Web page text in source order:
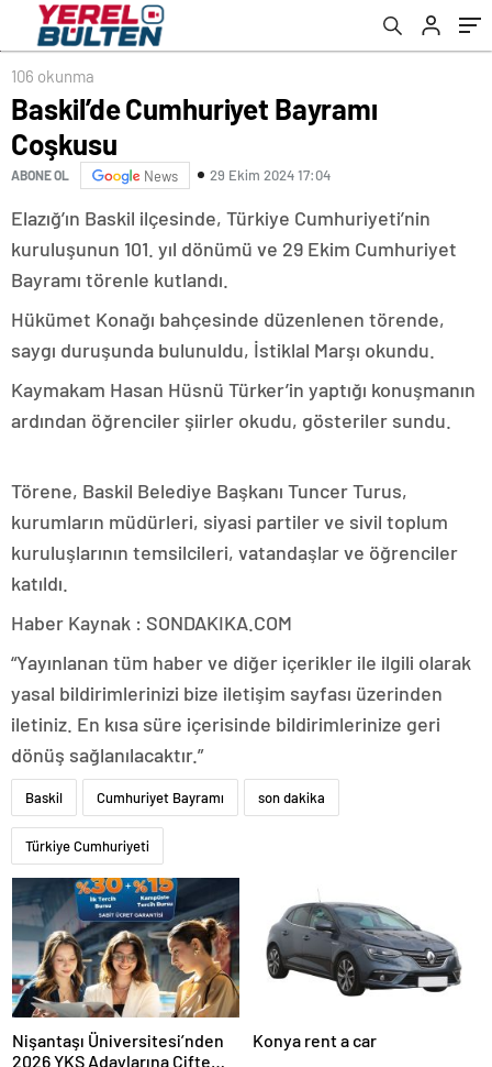
106 okunma
Baskil’de Cumhuriyet Bayramı
Coşkusu
ABONE OL News 29 Ekim 2024 17:04
Elazığ’ın Baskil ilçesinde, Türkiye Cumhuriyeti’nin
kuruluşunun 101. yıl dönümü ve 29 Ekim Cumhuriyet
Bayramı törenle kutlandı.
Hükümet Konağı bahçesinde düzenlenen törende,
saygı duruşunda bulunuldu, İstiklal Marşı okundu.
Kaymakam Hasan Hüsnü Türker’in yaptığı konuşmanın
ardından öğrenciler şiirler okudu, gösteriler sundu.
Törene, Baskil Belediye Başkanı Tuncer Turus,
kurumların müdürleri, siyasi partiler ve sivil toplum
kuruluşlarının temsilcileri, vatandaşlar ve öğrenciler
katıldı.
Haber Kaynak : SONDAKIKA.COM
“Yayınlanan tüm haber ve diğer içerikler ile ilgili olarak
yasal bildirimlerinizi bize iletişim sayfası üzerinden
iletiniz. En kısa süre içerisinde bildirimlerinize geri
dönüş sağlanılacaktır.”
Baskil Cumhuriyet Bayramı son dakika
Türkiye Cumhuriyeti
Nişantaşı Üniversitesi’nden
2026 YKS Adaylarına Çifte
Konya rent a car